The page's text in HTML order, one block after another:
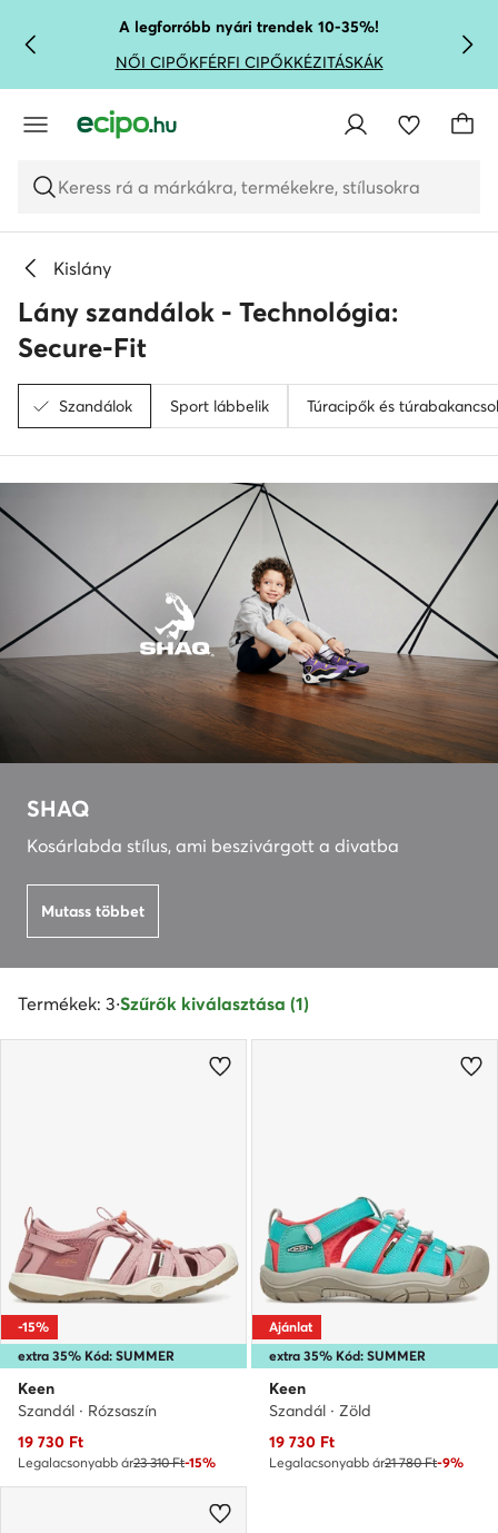
UGRÁS A FŐ TARTALOMRA
UGRÁS A KERESÉSHEZA legforróbb nyári trendek 10-35%!
NŐI CIPŐKFÉRFI CIPŐKKÉZITÁSKÁK
Keress rá a márkákra, termékekre, stílusokra
Kislány
Lány szandálok - Technológia:
Secure-Fit
Szandálok Sport lábbelik Túracipők és
SHAQ
Kosárlabda stílus, ami beszivárgott a divatba
Mutass többet
Termékek: 3·Szűrők kiválasztása (1)
extra 35% Kód: SUMMER
-15%
Keen
Szandál · Rózsaszín
Aktuális ár
19 730 Ft
Legalacsonyabb ár23 310 Ft-15%
extra 35% Kód: SUMMER
Ajánlat
Keen
Szandál · Zöld
Aktuális ár
19 730 Ft
Legalacsonyabb ár21 780 Ft-9%